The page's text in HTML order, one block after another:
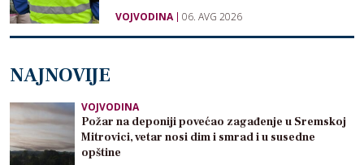
VOJVODINA 06. AVG 2026
NAJNOVIJE
VOJVODINA
Požar na deponiji povećao zagađenje u Sremskoj
Mitrovici, vetar nosi dim i smrad i u susedne
opštine